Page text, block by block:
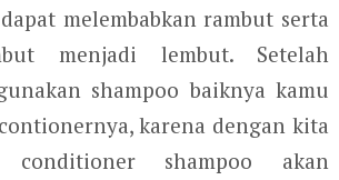
melembabkan rambut serta
menjadi lembut. Setelah
shampoo baiknya kamu
karena dengan kita
conditioner shampoo akan